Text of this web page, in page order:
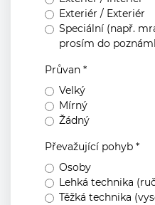
Exteriér / Exteriér
Speciální (např.
prosím do
Průvan *
Velký
Mírný
Žádný
Převažující pohyb *
Osoby
Lehká technika
Těžká technika